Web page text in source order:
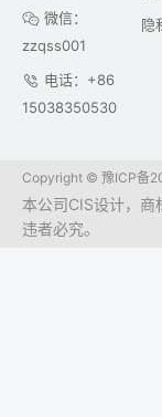
微信：
zzqss001
电话：+86
15038350530
隐
Copyright © 豫ICP备
本公司CIS设计，商
违者必究。